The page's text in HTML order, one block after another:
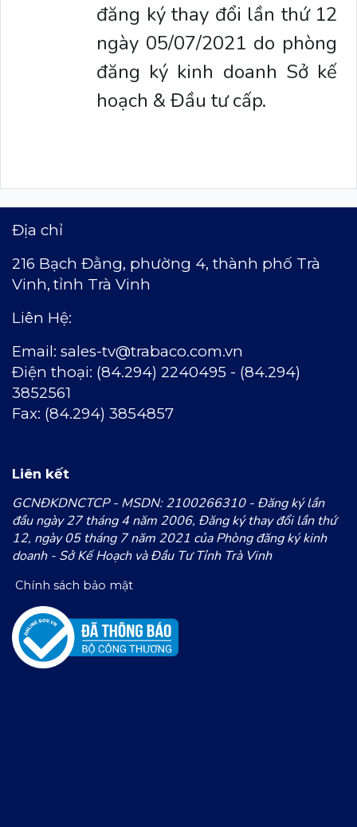
đăng ký thay đổi lần thứ 12
ngày 05/07/2021 do phòng
đăng ký kinh doanh Sở kế
hoạch & Đầu tư cấp.
Địa chỉ
216 Bạch Đằng, phường 4, thành phố Trà
Vinh, tỉnh Trà Vinh
Liên Hệ:
Email: sales-tv@trabaco.com.vn
Ðiện thoại: (84.294) 2240495 - (84.294)
3852561
Fax: (84.294) 3854857
Liên kết
GCNĐKDNCTCP - MSDN: 2100266310 - Đăng ký lần
đầu ngày 27 tháng 4 năm 2006, Đăng ký thay đổi lần thứ
12, ngày 05 tháng 7 năm 2021 của Phòng đăng ký kinh
doanh - Sở Kế Hoạch và Đầu Tư Tỉnh Trà Vinh
Chính sách bảo mật